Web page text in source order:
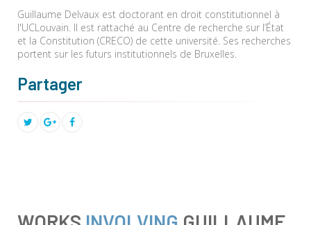
Guillaume Delvaux est doctorant en droit constitutionnel à
l'UCLouvain. Il est rattaché au Centre de recherche sur l’État
et la Constitution (CRECO) de cette université. Ses recherches
portent sur les futurs institutionnels de Bruxelles.
Partager